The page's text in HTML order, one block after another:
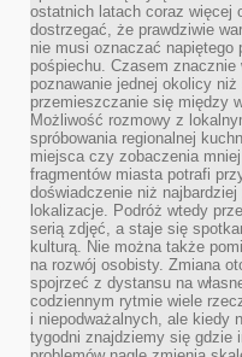
ostatnich latach coraz więcej
dostrzegać, że prawdziwie
nie musi oznaczać napiętego
pośpiechu. Czasem znacznie
poznawanie jednej okolicy
przemieszczanie się między
Możliwość rozmowy z
spróbowania regionalnej
miejsca czy zobaczenia
fragmentów miasta potrafi
doświadczenie niż
lokalizacje. Podróż wtedy
serią zdjęć, a staje się
kulturą. Nie można także
na rozwój osobisty. Zmiana
spojrzeć z dystansu na
codziennym rytmie wiele
i niepodważalnych, ale kiedy
tygodni znajdziemy się gdzie